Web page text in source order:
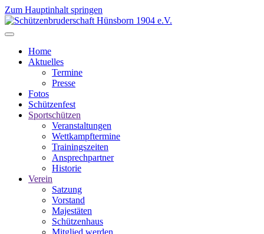
Zum Hauptinhalt springen
Home
Aktuelles
Termine
Presse
Fotos
Schützenfest
Sportschützen
Veranstaltungen
Wettkampftermine
Trainingszeiten
Ansprechpartner
Historie
Verein
Satzung
Vorstand
Majestäten
Schützenhaus
Mitglied werden